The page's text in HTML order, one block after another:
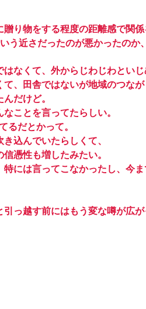
り物をする程度の距離感で関係
う近さだったのが悪かったのか
なくて、外からじわじわといじ
、田舎ではないが地域のつなが
だけど。
ことを言ってたらしい。
るだとかって。
込んでいたらしくて、
憑性も増したみたい。
には言ってこなかったし、今
っ越す前にはもう変な噂が広が